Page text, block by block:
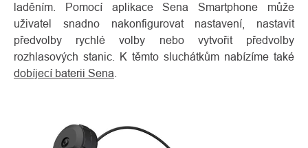
laděním. Pomocí aplikace Sena Smartphone může
uživatel snadno nakonfigurovat nastavení, nastavit
předvolby rychlé volby nebo vytvořit předvolby
rozhlasových stanic. K těmto sluchátkům nabízíme také
dobíjecí baterii Sena